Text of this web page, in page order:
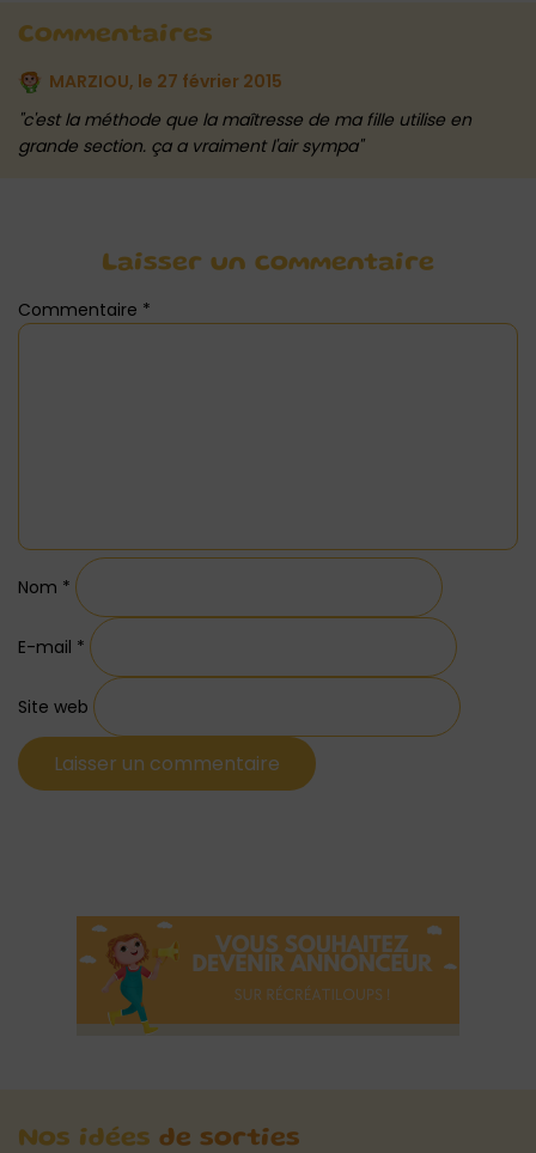
Commentaires
MARZIOU, le 27 février 2015
c'est la méthode que la maîtresse de ma fille utilise en
grande section. ça a vraiment l'air sympa
Laisser un commentaire
Commentaire *
Nom *
E-mail *
Site web
Nos idées de sorties